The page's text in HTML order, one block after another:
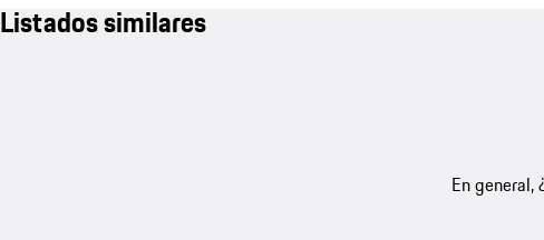
Listados similares
En general,